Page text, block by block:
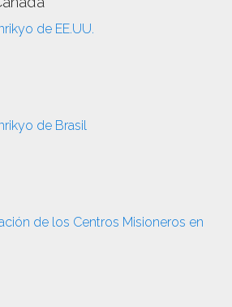
de EE.UU.
de Brasil
de los Centros Misioneros en